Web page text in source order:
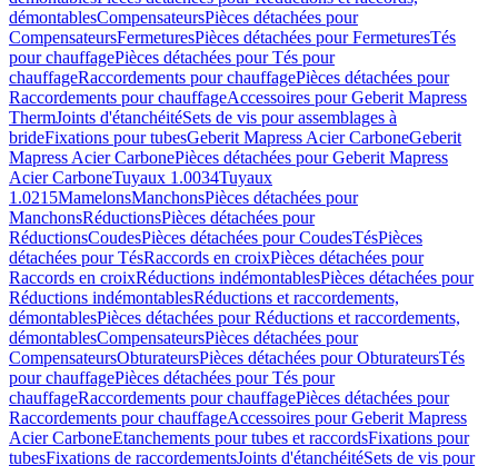
démontablesCompensateursPièces détachées pour
CompensateursFermeturesPièces détachées pour FermeturesTés
pour chauffagePièces détachées pour Tés pour
chauffageRaccordements pour chauffagePièces détachées pour
Raccordements pour chauffageAccessoires pour Geberit Mapress
ThermJoints d'étanchéitéSets de vis pour assemblages à
brideFixations pour tubesGeberit Mapress Acier CarboneGeberit
Mapress Acier CarbonePièces détachées pour Geberit Mapress
Acier CarboneTuyaux 1.0034Tuyaux
1.0215MamelonsManchonsPièces détachées pour
ManchonsRéductionsPièces détachées pour
RéductionsCoudesPièces détachées pour CoudesTésPièces
détachées pour TésRaccords en croixPièces détachées pour
Raccords en croixRéductions indémontablesPièces détachées pour
Réductions indémontablesRéductions et raccordements,
démontablesPièces détachées pour Réductions et raccordements,
démontablesCompensateursPièces détachées pour
CompensateursObturateursPièces détachées pour ObturateursTés
pour chauffagePièces détachées pour Tés pour
chauffageRaccordements pour chauffagePièces détachées pour
Raccordements pour chauffageAccessoires pour Geberit Mapress
Acier CarboneEtanchements pour tubes et raccordsFixations pour
tubesFixations de raccordementsJoints d'étanchéitéSets de vis pour